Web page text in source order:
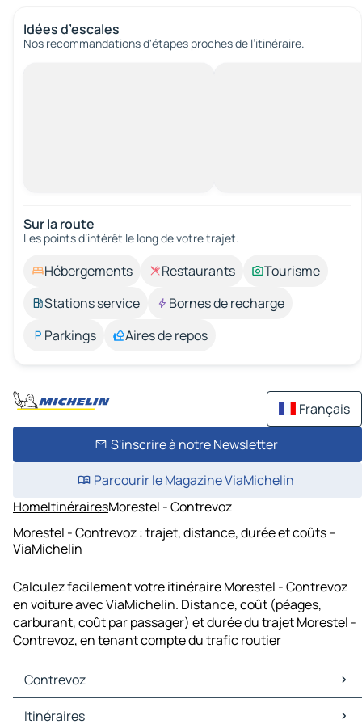
Idées d’escales
Nos recommandations d'étapes proches de l’itinéraire.
Sur la route
Les points d’intérêt le long de votre trajet.
Hébergements Restaurants
Tourisme
Stations service
Bornes de recharge
Parkings
Aires de repos
Français
S'inscrire à notre Newsletter
Parcourir le Magazine ViaMichelin
HomeItinérairesMorestel - Contrevoz
Morestel - Contrevoz : trajet, distance, durée et coûts –
ViaMichelin
Calculez facilement votre itinéraire Morestel - Contrevoz
en voiture avec ViaMichelin. Distance, coût (péages,
carburant, coût par passager) et durée du trajet Morestel -
Contrevoz, en tenant compte du trafic routier
Contrevoz
Contrevoz Cartes et plans
Itinéraires